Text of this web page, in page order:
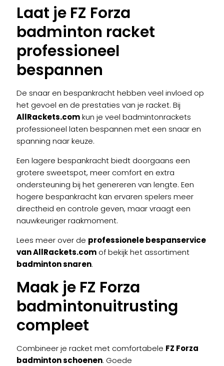
Laat je FZ Forza
badminton racket
professioneel
bespannen
De snaar en bespankracht hebben veel invloed op
het gevoel en de prestaties van je racket. Bij
AllRackets.comkun je veel badmintonrackets
professioneel laten bespannen met een snaar en
spanning naar keuze.
Een lagere bespankracht biedt doorgaans een
grotere sweetspot, meer comfort en extra
ondersteuning bij het genereren van lengte. Een
hogere bespankracht kan ervaren spelers meer
directheid en controle geven, maar vraagt een
nauwkeuriger raakmoment.
Lees meer over de professionele bespanservice
van AllRackets.com of bekijk het assortiment
badminton snaren.
Maak je FZ Forza
badmintonuitrusting
compleet
Combineer je racket met comfortabele FZ Forza
badminton schoenen. Goede